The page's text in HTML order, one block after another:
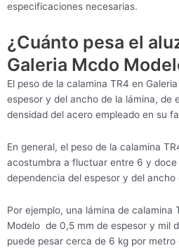
especificaciones necesarias.
¿Cuánto pesa el
Galeria Mcdo
El peso de la calamina TR4 en
espesor y del ancho de la lámina, de
densidad del acero empleado en su
En general, el peso de la calamina
acostumbra a fluctuar entre 6 y
dependencia del espesor y del ancho
Por ejemplo, una lámina de calamina
Modelo de 0,5 mm de espesor y mil
puede pesar cerca de 6 kg por